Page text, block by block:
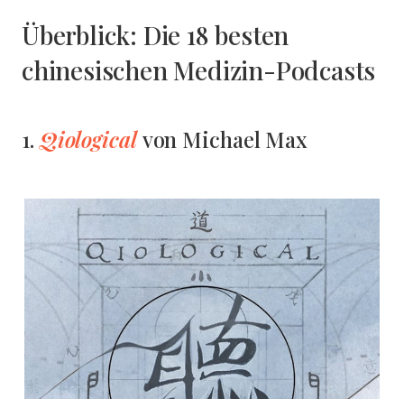
Überblick: Die 18 besten
chinesischen Medizin-Podcasts
1.Qiologicalvon Michael Max